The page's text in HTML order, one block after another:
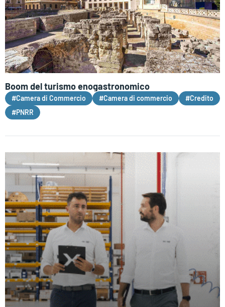
Boom del turismo enogastronomico
#Camera di Commercio #Camera di commercio
#Credito
#PNRR